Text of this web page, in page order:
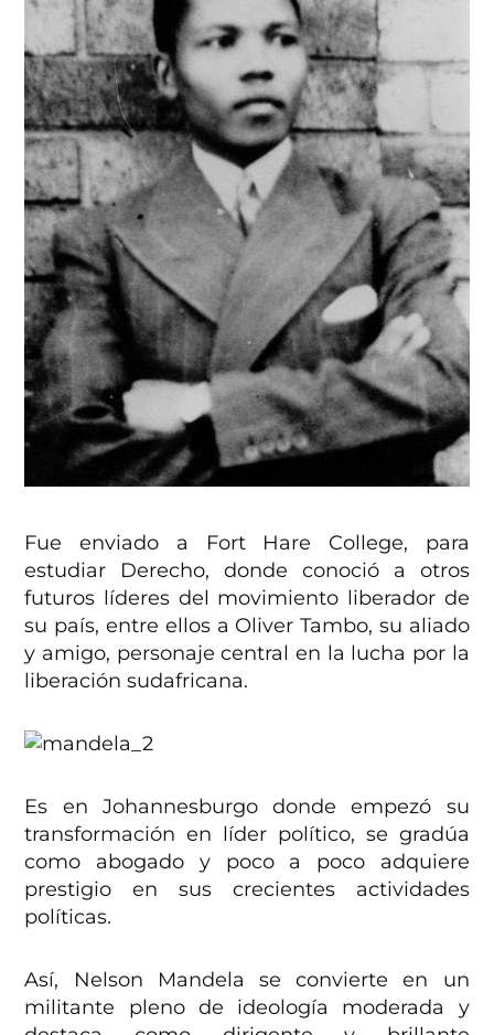
Fue enviado a Fort Hare College, para
estudiar Derecho, donde conoció a otros
futuros líderes del movimiento liberador de
su país, entre ellos a Oliver Tambo, su aliado
y amigo, personaje central en la lucha por la
liberación sudafricana.
Es en Johannesburgo donde empezó su
transformación en líder político, se gradúa
como abogado y poco a poco adquiere
prestigio en sus crecientes actividades
políticas.
Así, Nelson Mandela se convierte en un
militante pleno de ideología moderada y